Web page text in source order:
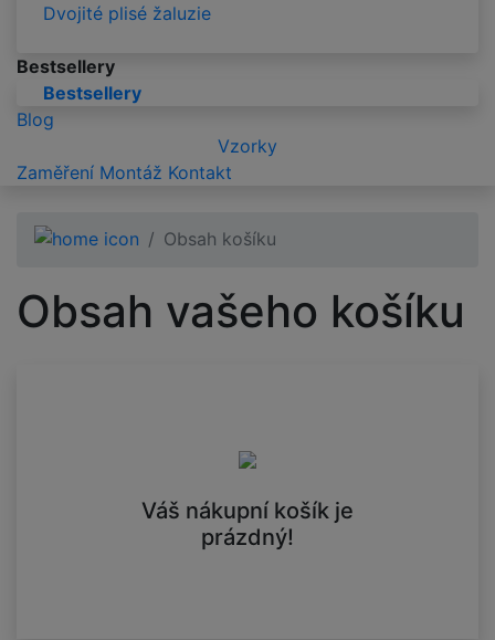
Dvojité plisé žaluzie
Bestsellery
Bestsellery
Blog
Vzorky
Zaměření Montáž Kontakt
Obsah košíku
Obsah vašeho košíku
Váš nákupní košík je
prázdný!